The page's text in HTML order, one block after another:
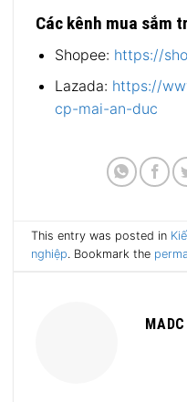
Các kênh mua sắm
Shopee: https://
Lazada: https://
cp-mai-an-duc
This entry was posted in
nghiệp. Bookmark the
MADC